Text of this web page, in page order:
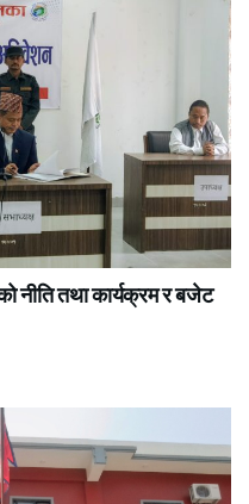
नीति तथा कार्यक्रम र बजेट